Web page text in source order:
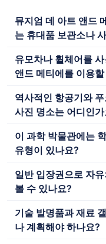
뮤지엄 데 아트 앤드
는 휴대품 보관소나
유모차나 휠체어를
앤드 메티에를 이용
역사적인 항공기와
사진 명소는 어디인
이 과학 박물관에는
유형이 있나요?
일반 입장권으로 자
볼 수 있나요?
기술 발명품과 재료
나 계획해야 하나요?